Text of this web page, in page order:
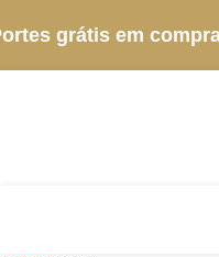
grátis em